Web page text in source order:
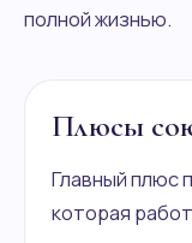
полной жизнью.
Плюсы
Главный плюс
которая